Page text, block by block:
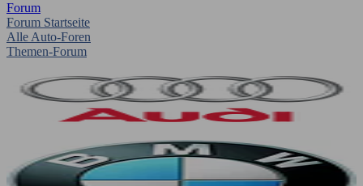
Forum
Forum Startseite
Alle Auto-Foren
Themen-Forum